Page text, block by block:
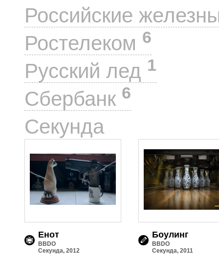
Российские
Ростелеком 6
Русский лед 1
Сбербанк 6
Секунда
Енот
BBDO
Секунда, 2012
Боулинг
BBDO
Секунда, 2011